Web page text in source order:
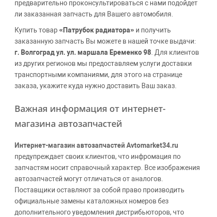
предварительно проконсультироваться с нами подойдет
ли заказанная запчасть для Вашего автомобиля.
Купить товар«Патрубок радиатора» и получить
заказанную запчасть Вы можете в нашей точке выдачи:
г. Волгоград ул. ул. маршала Еременко 98 . Для клиентов
из других регионов мы предоставляем услуги доставки
транспортными компаниями, для этого на странице
заказа, укажите куда нужно доставить Ваш заказ.
Важная информация от интернет-
магазина автозапчастей
Интернет-магазин автозапчастей Avtomarket34.ru
предупреждает своих клиентов, что инфромация по
запчастям носит справочный характер. Все изображения
автозапчастей могут отличаться от аналогов.
Поставщики оставляют за собой право производить
официальные замены каталожных номеров без
дополнительного уведомления дистрибьюторов, что